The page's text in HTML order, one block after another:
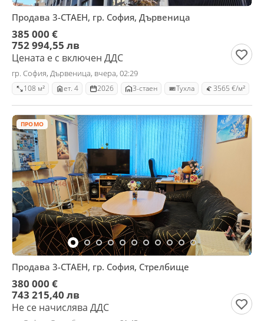
Продава 3-СТАЕН, гр. София, Дървеница
385 000 €
752 994,55 лв
Цената е с включен ДДС
гр. София, Дървеница, вчера, 02:29
108 м² ет. 4 2026 3-стаен Тухла 3565 €/м²
ПРОМО
Продава 3-СТАЕН, гр. София, Стрелбище
380 000 €
743 215,40 лв
Не се начислява ДДС